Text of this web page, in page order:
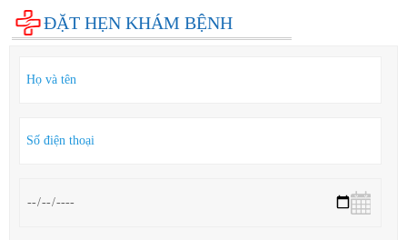
ĐẶT HẸN KHÁM BỆNH